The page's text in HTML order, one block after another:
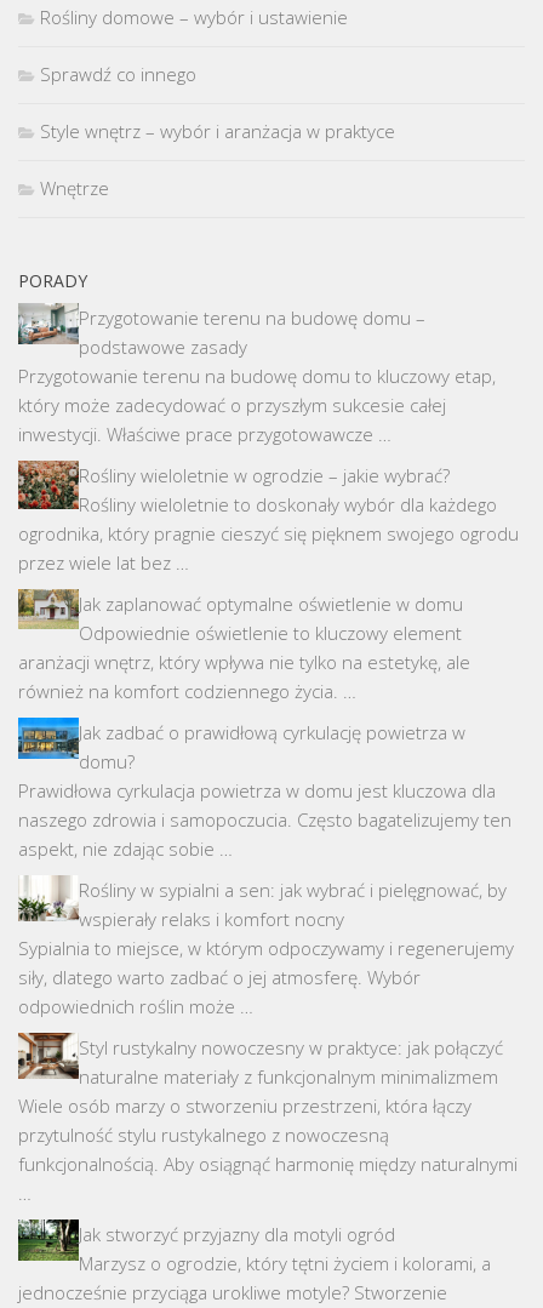
Rośliny domowe – wybór i ustawienie
Sprawdź co innego
Style wnętrz – wybór i aranżacja w praktyce
Wnętrze
PORADY
Przygotowanie terenu na budowę domu –
podstawowe zasady
Przygotowanie terenu na budowę domu to kluczowy etap,
który może zadecydować o przyszłym sukcesie całej
inwestycji. Właściwe prace przygotowawcze …
Rośliny wieloletnie w ogrodzie – jakie wybrać?
Rośliny wieloletnie to doskonały wybór dla każdego
ogrodnika, który pragnie cieszyć się pięknem swojego ogrodu
przez wiele lat bez …
Jak zaplanować optymalne oświetlenie w domu
Odpowiednie oświetlenie to kluczowy element
aranżacji wnętrz, który wpływa nie tylko na estetykę, ale
również na komfort codziennego życia. …
Jak zadbać o prawidłową cyrkulację powietrza w
domu?
Prawidłowa cyrkulacja powietrza w domu jest kluczowa dla
naszego zdrowia i samopoczucia. Często bagatelizujemy ten
aspekt, nie zdając sobie …
Rośliny w sypialni a sen: jak wybrać i pielęgnować, by
wspierały relaks i komfort nocny
Sypialnia to miejsce, w którym odpoczywamy i regenerujemy
siły, dlatego warto zadbać o jej atmosferę. Wybór
odpowiednich roślin może …
Styl rustykalny nowoczesny w praktyce: jak połączyć
naturalne materiały z funkcjonalnym minimalizmem
Wiele osób marzy o stworzeniu przestrzeni, która łączy
przytulność stylu rustykalnego z nowoczesną
funkcjonalnością. Aby osiągnąć harmonię między naturalnymi
…
Jak stworzyć przyjazny dla motyli ogród
Marzysz o ogrodzie, który tętni życiem i kolorami, a
jednocześnie przyciąga urokliwe motyle? Stworzenie